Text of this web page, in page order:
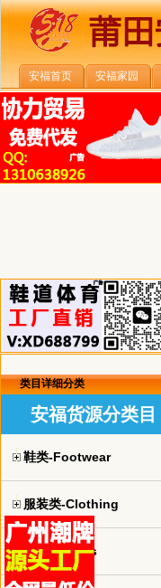
安福首页 安福家园
类目详细分类
安福货源分类目
鞋类-Footwear
服装类-Clothing
球衣-jerseys